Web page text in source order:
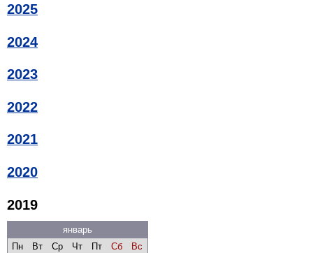
2025
2024
2023
2022
2021
2020
2019
январь
Пн
Вт Ср Чт Пт Сб
Вс